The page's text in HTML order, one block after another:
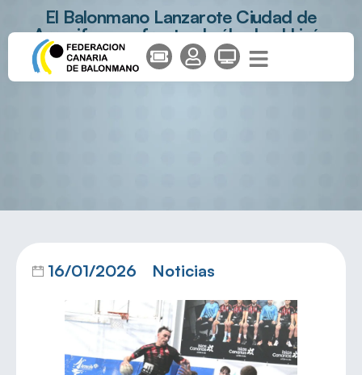
El Balonmano Lanzarote Ciudad de
Arrecife se enfrenta el sábado al Lirón
Teucro
16/01/2026 Noticias